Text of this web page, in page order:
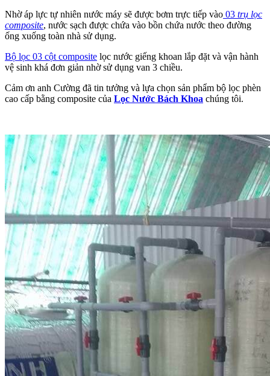
Nhờ áp lực tự nhiên nước máy sẽ được bơm trực tiếp vào 03 trụ lọc
composite, nước sạch được chứa vào bồn chứa nước theo đường
ống xuống toàn nhà sử dụng.
Bộ lọc 03 cột composite lọc nước giếng khoan lắp đặt và vận hành
vệ sinh khá đơn giản nhờ sử dụng van 3 chiều.
Cảm ơn anh Cường đã tin tưởng và lựa chọn sản phẩm bộ lọc phèn
cao cấp bằng composite của Lọc Nước Bách Khoa chúng tôi.